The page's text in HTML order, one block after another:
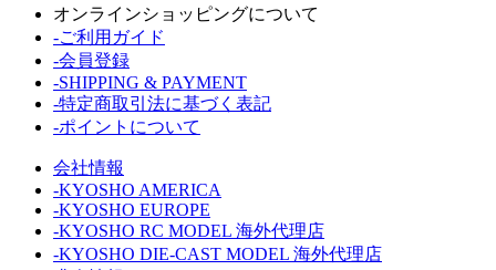
オンラインショッピングについて
-ご利用ガイド
-会員登録
-SHIPPING & PAYMENT
-特定商取引法に基づく表記
-ポイントについて
会社情報
-KYOSHO AMERICA
-KYOSHO EUROPE
-KYOSHO RC MODEL 海外代理店
-KYOSHO DIE-CAST MODEL 海外代理店